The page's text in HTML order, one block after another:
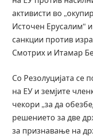
активисти во
Источен Ерусалим“
санкции против
Смотрих и Итамар
Со Резолуцијата се
на ЕУ и земјите
чекори „за да
решението за две
за признавање на